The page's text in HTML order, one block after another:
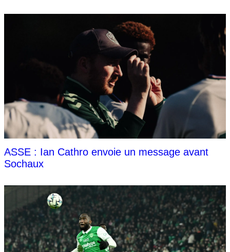
ASSE : Ian Cathro envoie un message avant
Sochaux